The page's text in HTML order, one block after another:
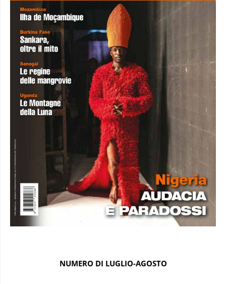
NUMERO DI LUGLIO-AGOSTO